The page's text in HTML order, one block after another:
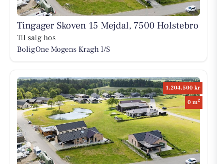
Tingager Skoven 15 Mejdal, 7500 Holstebro
Til salg hos
BoligOne Mogens Kragh I/S
1.204.500 kr
0 m2